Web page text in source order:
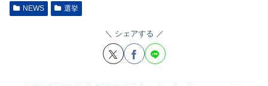
NEWS 選挙
シェアする